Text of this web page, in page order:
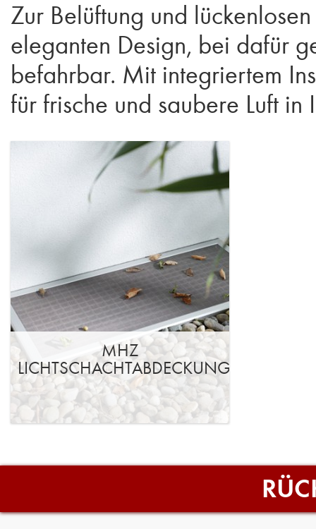
Zur Belüftung und
eleganten Design, bei dafür
befahrbar. Mit integriertem
für frische und saubere Luft in
MHZ
LICHTSCHACHTABDECKUNG